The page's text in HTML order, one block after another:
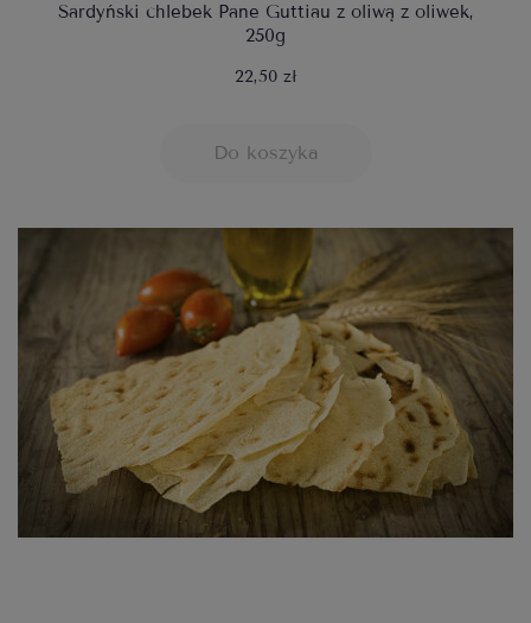
Sardyński chlebek Pane Guttiau z oliwą z oliwek,
250g
22,50 zł
Do koszyka